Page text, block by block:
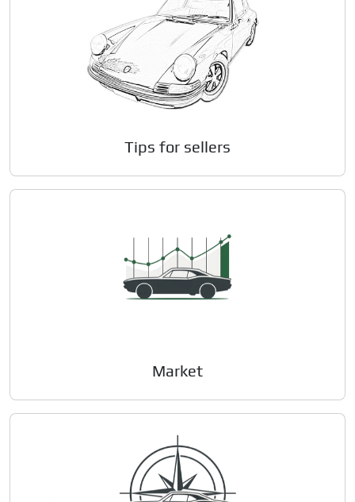
Tips for sellers
Market